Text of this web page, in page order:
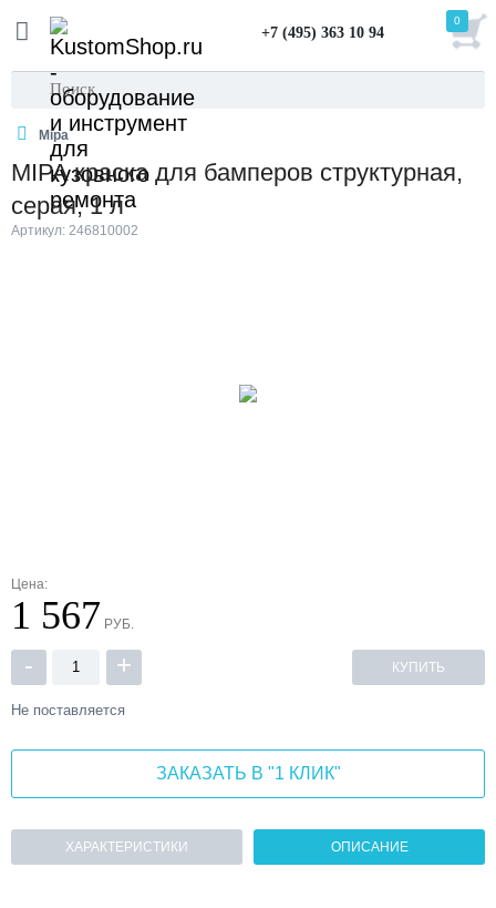
+7 (495) 363 10 94
0
Mipa
MIPA краска для бамперов структурная,
серая, 1 л
Артикул: 246810002
Цена:
1 567 РУБ.
- + КУПИТЬ
Не поставляется
ЗАКАЗАТЬ В "1 КЛИК"
ХАРАКТЕРИСТИКИ ОПИСАНИЕ